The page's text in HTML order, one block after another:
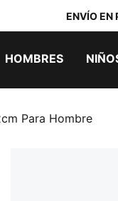
ENVÍO EN
HOMBRES
Para Hombre